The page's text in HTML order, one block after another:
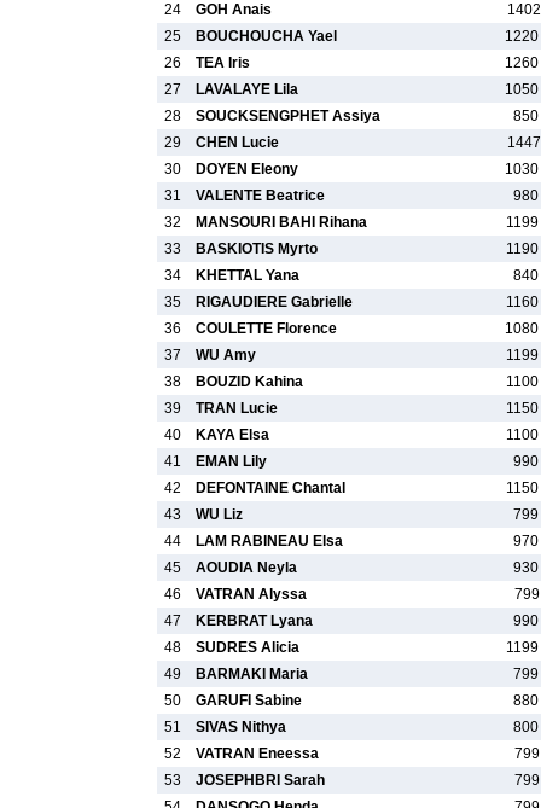
24
GOH Anais
25
BOUCHOUCHA Yael
26
TEA Iris
27
LAVALAYE Lila
28
SOUCKSENGPHET Assiya
850
29
CHEN Lucie
30
DOYEN Eleony
31
VALENTE Beatrice
980
32
MANSOURI BAHI Rihana
33
BASKIOTIS Myrto
34
KHETTAL Yana
840
35
RIGAUDIERE Gabrielle
36
COULETTE Florence
37
WU Amy
38
BOUZID Kahina
39
TRAN Lucie
40
KAYA Elsa
41
EMAN Lily
990
42
DEFONTAINE Chantal
43
WU Liz
799
44
LAM RABINEAU Elsa
970
45
AOUDIA Neyla
930
46
VATRAN Alyssa
47
KERBRAT Lyana
990
48
SUDRES Alicia
49
BARMAKI Maria
799
50
GARUFI Sabine
880
51
SIVAS Nithya
800
52
VATRAN Eneessa
53
JOSEPHBRI Sarah